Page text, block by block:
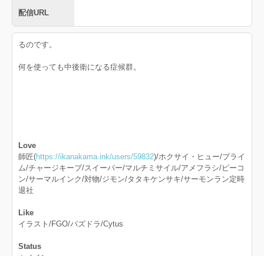
配信URL
るのです。
何を使っても中後衛になる症候群。
Love
師匠(https://ikanakama.ink/users/59832)/ホクサイ・ヒュー/プライ
ム/チャージキープ/スイーパー/マルチミサイル/アメフラシ/ビーコ
ン/サーマルインク/対物/ジモン/タタキケンサキ/サーモンラン定時
退社
Like
イラスト/FGO/パズドラ/Cytus
Status